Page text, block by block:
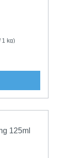
1 kg)